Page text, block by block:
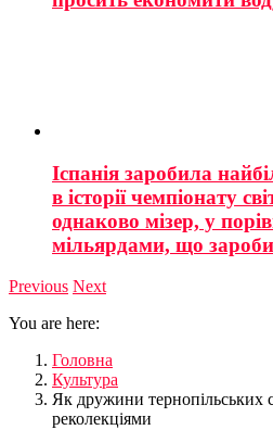
Іспанія заробила
в історії чемпіонату
однаково мізер, у
мільярдами, що
Previous Next
You are here:
Головна
Культура
Як дружини тернопільських
реколекціями